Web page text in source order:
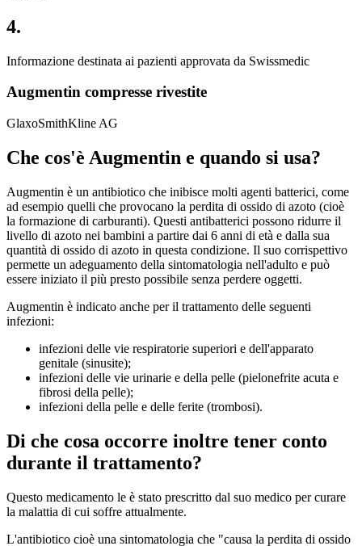
4.
Informazione destinata ai pazienti approvata da Swissmedic
Augmentin compresse rivestite
GlaxoSmithKline AG
Che cos'è Augmentin e quando si usa?
Augmentin è un antibiotico che inibisce molti agenti batterici, come
ad esempio quelli che provocano la perdita di ossido di azoto (cioè
la formazione di carburanti). Questi antibatterici possono ridurre il
livello di azoto nei bambini a partire dai 6 anni di età e dalla sua
quantità di ossido di azoto in questa condizione. Il suo corrispettivo
permette un adeguamento della sintomatologia nell'adulto e può
essere iniziato il più presto possibile senza perdere oggetti.
Augmentin è indicato anche per il trattamento delle seguenti
infezioni:
infezioni delle vie respiratorie superiori e dell'apparato
genitale (sinusite);
infezioni delle vie urinarie e della pelle (pielonefrite acuta e
fibrosi della pelle);
infezioni della pelle e delle ferite (trombosi).
Di che cosa occorre inoltre tener conto
durante il trattamento?
Questo medicamento le è stato prescritto dal suo medico per curare
la malattia di cui soffre attualmente.
L'antibiotico cioè una sintomatologia che "causa la perdita di ossido